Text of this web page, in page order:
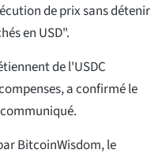
de prix sans détenir
en USD".
de l'USDC
a confirmé le
BitcoinWisdom, le